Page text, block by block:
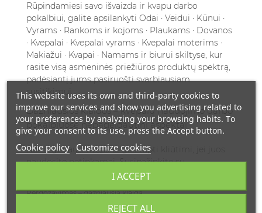
Rūpindamiesi savo išvaizda ir kvapu darbo
pokalbiui, galite apsilankyti Odai · Veidui · Kūnui ·
Vyrams · Rankoms ir kojoms · Plaukams · Dovanos
· Kvepalai · Kvepalai vyrams · Kvepalai moterims ·
Makiažui · Kvapai · Namams ir biurui skiltyse, kur
rasite visą asmeninės priežiūros produktų spektrą,
padėsiantį jums pasiruošti svarbiausiam
susitikimui.
Dažniausios klaidos – kvepalų naudojimo darbo
pokalbiuose nepageidautini aspektai
Net ir geriausi kvepalai gali tapti kliūtimi, jei juos
naudosite netinkamai. Susipažinkite su
dažniausiomis klaidomis, kurių reikėtų vengti.
Perdozavimas – dažniausia klaida
This website uses its own and third-party cookies to
improve our services and show you advertising related to
your preferences by analyzing your browsing habits. To
give your consent to its use, press the Accept button.
Cookie policy Customize cookies
REJECT ALL
I ACCEPT